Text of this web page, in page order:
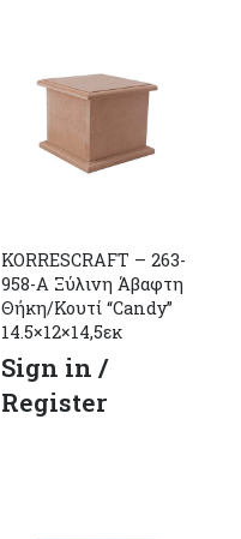
KORRESCRAFT – 263-
958-Α Ξύλινη Άβαφτη
Θήκη/Κουτί “Candy”
14.5×12×14,5εκ
Sign in /
Register